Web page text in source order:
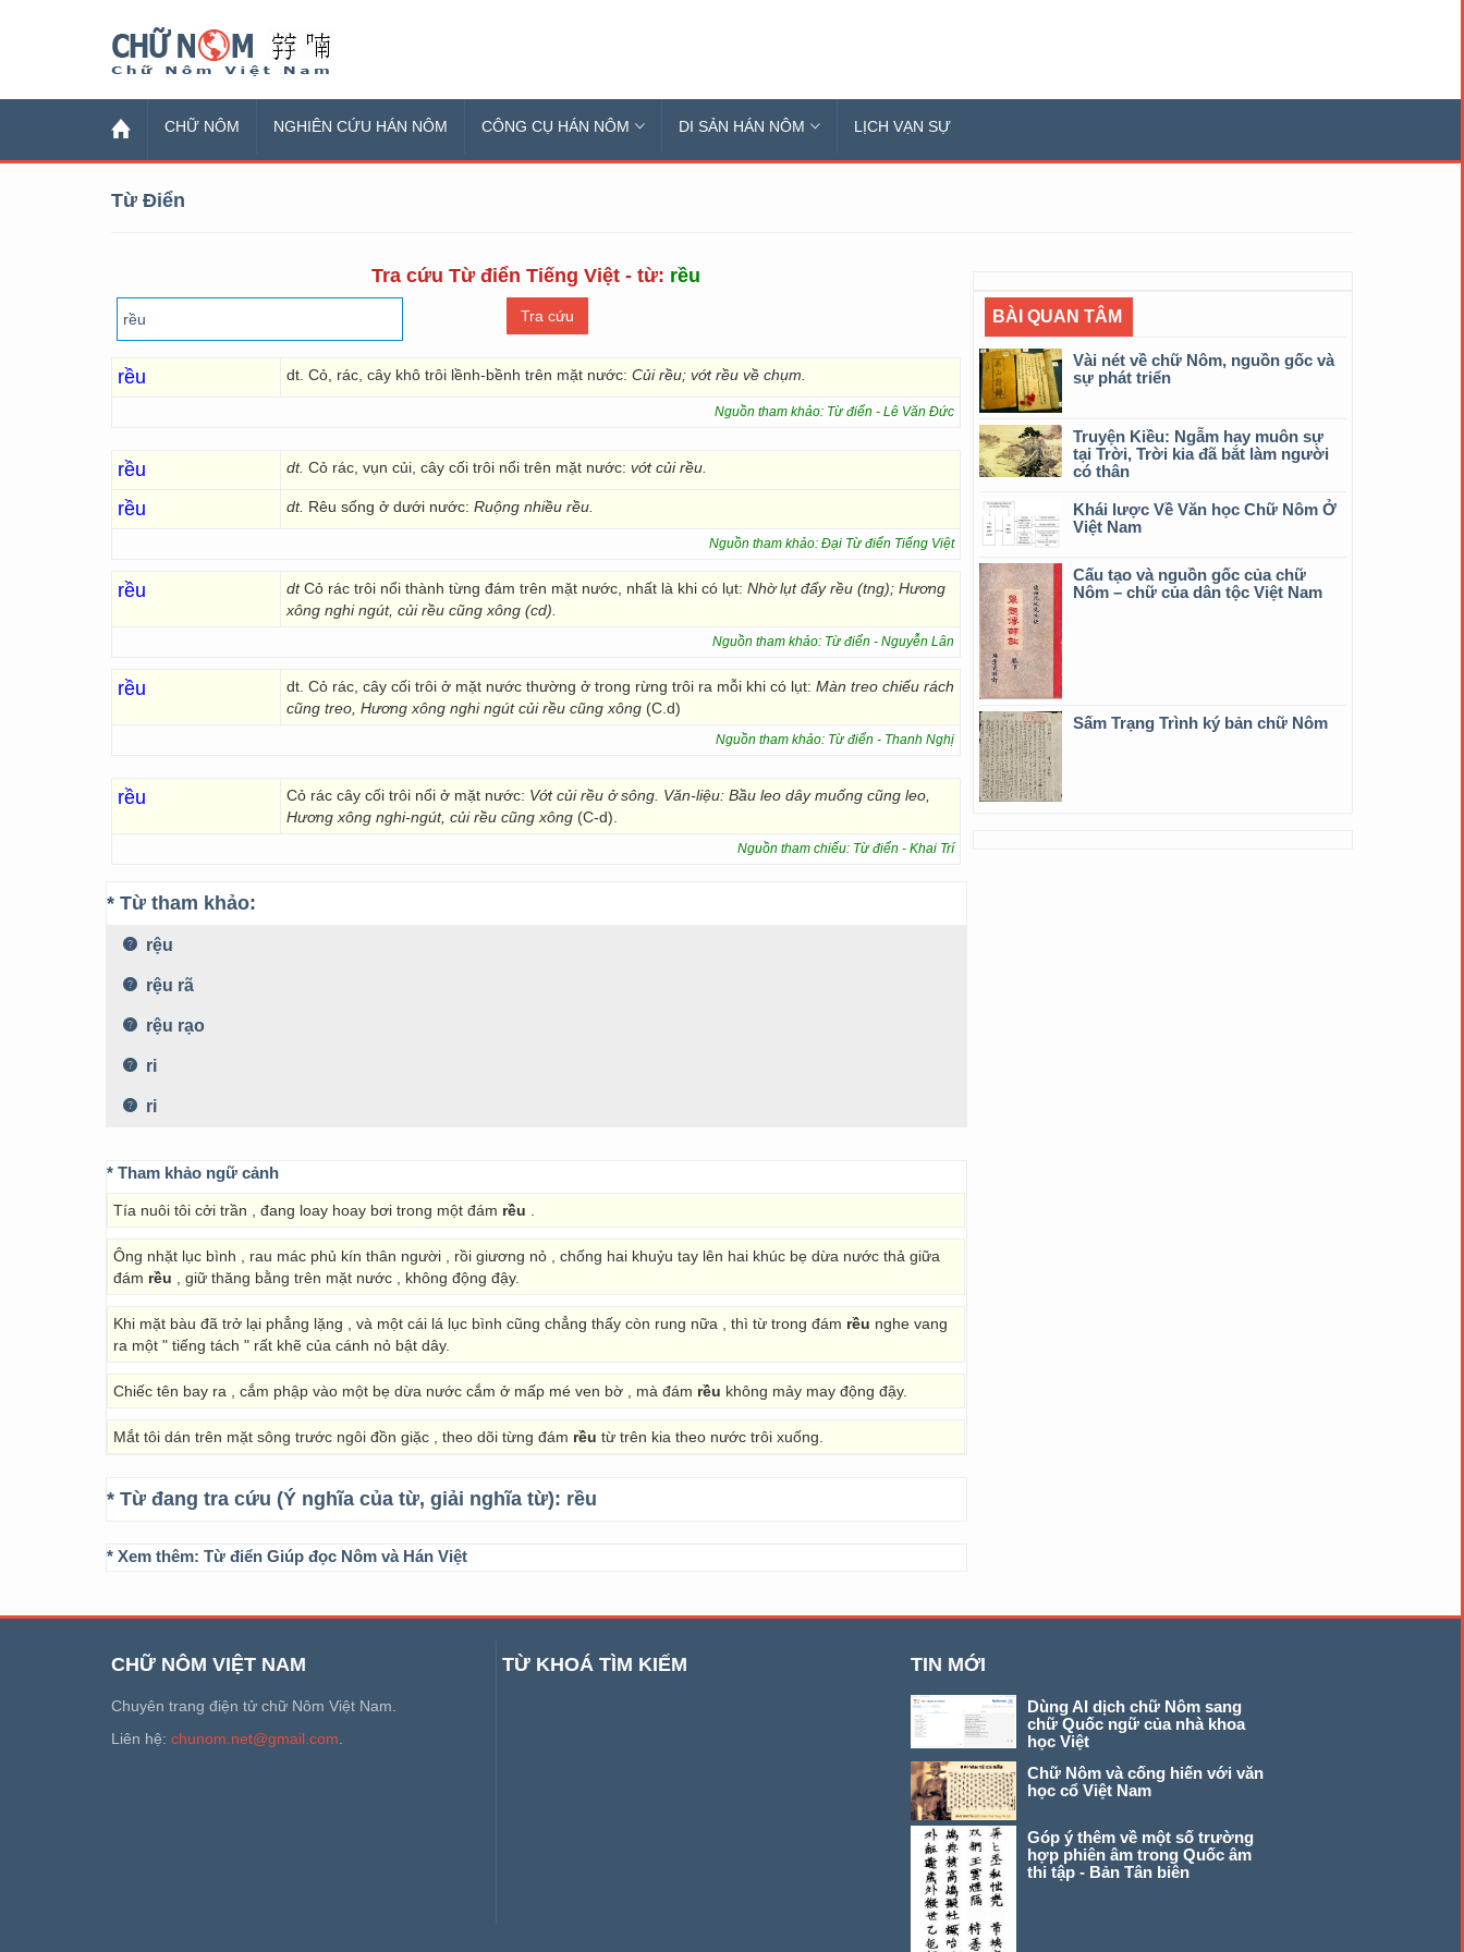
CHỮ NÔM NGHIÊN CỨU HÁN NÔM CÔNG CỤ HÁN NÔM DI SẢN HÁN NÔM LỊCH VẠN SỰ
Từ Điển
Tra cứu Từ điển Tiếng Việt - từ: rều
rều dt. Cỏ, rác, cây khô trôi lềnh-bềnh trên mặt nước: Củi rều; vớt rều về chụm.
Nguồn tham khảo: Từ điển - Lê Văn Đức
rều dt. Cỏ rác, vụn củi, cây cối trôi nổi trên mặt nước: vớt củi rều.
rều dt. Rêu sống ở dưới nước: Ruộng nhiều rều.
Nguồn tham khảo: Đại Từ điển Tiếng Việt
rều dtCỏ rác trôi nổi thành từng đám trên mặt nước, nhất là khi có lụt: Nhờ lụt đẩy rều (tng); Hương
xông nghi ngút, củi rều cũng xông (cd).
Nguồn tham khảo: Từ điển - Nguyễn Lân
rều dt. Cỏ rác, cây cối trôi ở mặt nước thường ở trong rừng trôi ra mỗi khi có lụt: Màn treo chiếu rách
cũng treo, Hương xông nghi ngút củi rều cũng xông (C.d)
Nguồn tham khảo: Từ điển - Thanh Nghị
rều Cỏ rác cây cối trôi nổi ở mặt nước: Vớt củi rều ở sông. Văn-liệu: Bầu leo dây muống cũng leo,
Hương xông nghi-ngút, củi rều cũng xông (C-d).
Nguồn tham chiếu: Từ điển - Khai Trí
* Từ tham khảo:
rệu
rệu rã
rệu rạo
ri
ri
* Tham khảo ngữ cảnh
Tía nuôi tôi cởi trần , đang loay hoay bơi trong một đám rều
Ông nhặt lục bình , rau mác phủ kín thân người , rồi giương nỏ , chống hai khuỷu tay lên hai khúc bẹ dừa nước thả giữa
đám rều , giữ thăng bằng trên mặt nước , không động đậy.
Khi mặt bàu đã trở lại phẳng lặng , và một cái lá lục bình cũng chẳng thấy còn rung nữa , thì từ trong đám rều nghe vang
ra một " tiếng tách " rất khẽ của cánh nỏ bật dây.
Chiếc tên bay ra , cắm phập vào một bẹ dừa nước cắm ở mấp mé ven bờ , mà đám rều không mảy may động đậy.
Mắt tôi dán trên mặt sông trước ngôi đồn giặc , theo dõi từng đám rều từ trên kia theo nước trôi xuống.
* Từ đang tra cứu (Ý nghĩa của từ, giải nghĩa từ): rều
* Xem thêm: Từ điển Giúp đọc Nôm và Hán Việt
BÀI QUAN TÂM
Vài nét về chữ Nôm, nguồn gốc và
sự phát triển
Truyện Kiều: Ngẫm hay muôn sự
tại Trời, Trời kia đã bắt làm người
có thân
Khái lược Về Văn học Chữ Nôm Ở
Việt Nam
Cấu tạo và nguồn gốc của chữ
Nôm – chữ của dân tộc Việt Nam
Sấm Trạng Trình ký bản chữ Nôm
CHỮ NÔM VIỆT NAM
Chuyên trang điện tử chữ Nôm Việt Nam.
Liên hệ: chunom.net@gmail.com
TỪ KHOÁ TÌM KIẾM TIN MỚI
Dùng AI dịch chữ Nôm sang
chữ Quốc ngữ của nhà khoa
học Việt
Chữ Nôm và cống hiến với văn
học cổ Việt Nam
Góp ý thêm về một số trường
hợp phiên âm trong Quốc âm
thi tập - Bản Tân biên